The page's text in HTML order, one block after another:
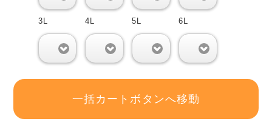
3L 4L 5L 6L
一括カートボタンへ移動